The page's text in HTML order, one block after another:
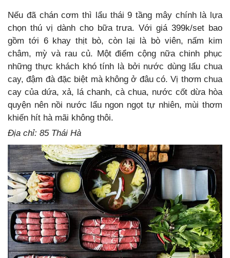
Nếu đã chán cơm thì lẩu thái 9 tầng mây chính là lựa
chọn thú vị dành cho bữa trưa. Với giá 399k/set bao
gồm tới 6 khay thịt bò, còn lại là bò viên, nấm kim
châm, mỳ và rau củ. Một điểm cộng nữa chinh phục
những thực khách khó tính là bởi nước dùng lẩu chua
cay, đậm đà đặc biệt mà không ở đâu có. Vị thơm chua
cay của dứa, xả, lá chanh, cà chua, nước cốt dừa hòa
quyện nên nồi nước lẩu ngon ngọt tự nhiên, mùi thơm
khiến hít hà mãi không thôi.
Địa chỉ: 85 Thái Hà